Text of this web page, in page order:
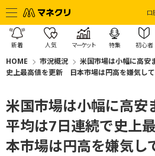
口
新着 人気 マーケット 特集 初心者
HOME 市況概況
米国市場は小幅に高
史上最高値を更新 日本市場は円高を嫌気し
米国市場は小幅に高
平均は7日連続で史上
本市場は円高を嫌気し